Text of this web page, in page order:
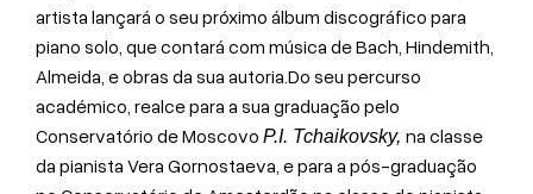
artista lançará o seu próximo álbum discográfico para
piano solo, que contará com música de Bach, Hindemith,
Almeida, e obras da sua autoria.Do seu percurso
académico, realce para a sua graduação pelo
Conservatório de Moscovo P.I. Tchaikovsky, na classe
da pianista Vera Gornostaeva, e para a pós-graduação